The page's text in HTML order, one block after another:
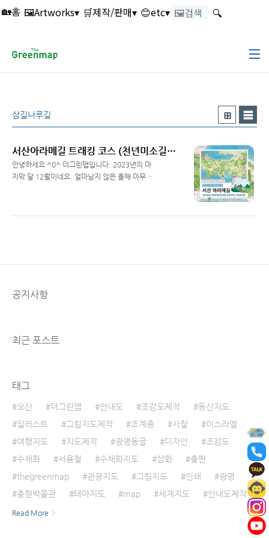
🏡홈 🖼️Artworks▾ 🛒제작/판매▾ 😊etc▾ 🔍
삼길나루길
서산아라메길 트래킹 코스 (천년미소길, 해미국제성지순례길, 삼길나루길, 구도범머리길) & 안내도
안녕하세요 ^0^ 더그린맵입니다. 2023년의 마
지막 달 12월이네요. 얼마남지 않은 올해 마무리
년미소길 - 21km 유기방가옥 ~ 서산 해미읍성
공지사항
최근 포스트
태그
오산 더그린맵 안내도 조감도제작
등산지도
일러스트
그림지도제작 조계종 사찰
이스라엘
여행지도
지도제작 광명동굴 디자인
조감도
수채화
서용철 수채화지도 삽화
출판
thegreenmap
관광지도 그림지도 인쇄
광명
충현박물관
테마지도 map 세계지도 안내도제작
Read More